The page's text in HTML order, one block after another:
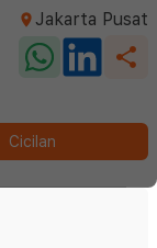
Jakarta Pusat
Cicilan